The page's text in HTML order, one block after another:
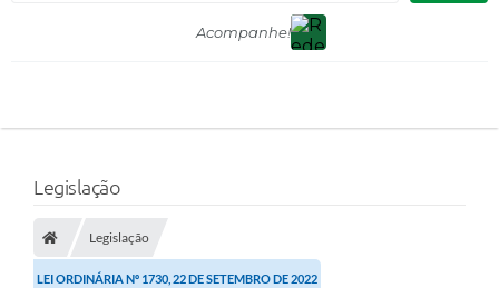
Legislação
Legislação
LEI ORDINÁRIA Nº 1730, 22 DE SETEMBRO DE 2022